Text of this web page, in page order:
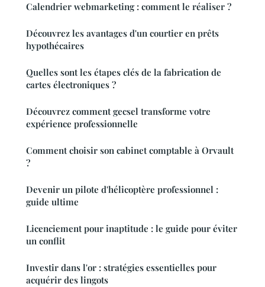
Calendrier webmarketing : comment le réaliser ?
Découvrez les avantages d'un courtier en prêts
hypothécaires
Quelles sont les étapes clés de la fabrication de
cartes électroniques ?
Découvrez comment gecsel transforme votre
expérience professionnelle
Comment choisir son cabinet comptable à Orvault
?
Devenir un pilote d'hélicoptère professionnel :
guide ultime
Licenciement pour inaptitude : le guide pour éviter
un conflit
Investir dans l'or : stratégies essentielles pour
acquérir des lingots